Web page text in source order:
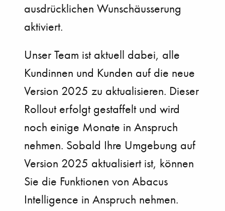
ausdrücklichen Wunschäusserung
aktiviert.
Unser Team ist aktuell dabei, alle
Kundinnen und Kunden auf die neue
Version 2025 zu aktualisieren. Dieser
Rollout erfolgt gestaffelt und wird
noch einige Monate in Anspruch
nehmen. Sobald Ihre Umgebung auf
Version 2025 aktualisiert ist, können
Sie die Funktionen von Abacus
Intelligence in Anspruch nehmen.